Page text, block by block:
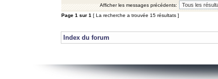
Afficher les messages précédents:
Page 1 sur 1 [ La recherche a trouvée 15 résultats ]
Index du forum